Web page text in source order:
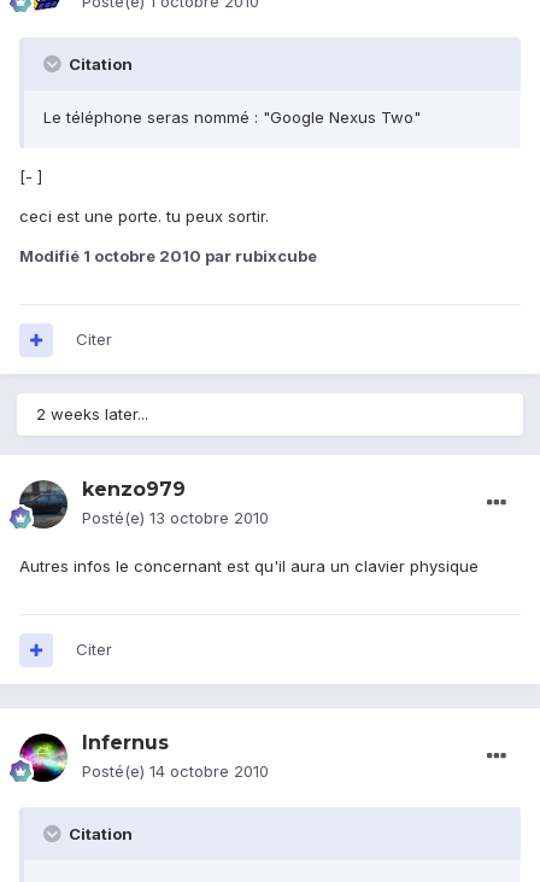
Citation
Le téléphone seras nommé : "Google Nexus Two"
[- ]
ceci est une porte. tu peux sortir.
Modifié 1 octobre 2010 par rubixcube
Citer
2 weeks later...
kenzo979
Posté(e) 13 octobre 2010
Autres infos le concernant est qu'il aura un clavier physique
Citer
Infernus
Posté(e) 14 octobre 2010
Citation